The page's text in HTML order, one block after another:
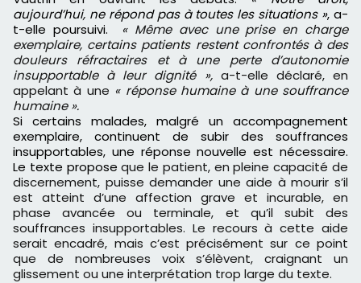
aujourd’hui, ne répond pas à toutes les situations », a-
t-elle poursuivi.
« Même avec une prise en charge
exemplaire, certains patients restent confrontés à des
douleurs réfractaires et à une perte d’autonomie
insupportable à leur dignité »,a-t-elle déclaré, en
appelant à une « réponse humaine à une souffrance
humaine ».
Si certains malades, malgré un accompagnement
exemplaire, continuent de subir des souffrances
insupportables, une réponse nouvelle est nécessaire.
Le texte proposeque le patient, en pleine capacité de
discernement, puisse demander une aide à mourir s’il
est atteint d’une affection grave et incurable, en
phase avancée ou terminale, et qu’il subit des
souffrances insupportables. Le recours à cette aide
serait encadré, mais c’est précisément sur ce point
que de nombreuses voix s’élèvent, craignant un
glissement ou une interprétation trop large du texte.